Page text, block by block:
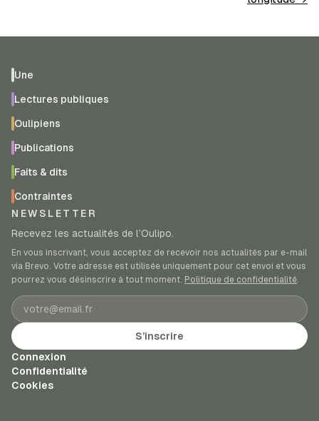
Une
Lectures publiques
Oulipiens
Publications
Faits & dits
Contraintes
NEWSLETTER
Recevez les actualités de l’Oulipo.
En vous inscrivant, vous acceptez de recevoir nos actualités par e-mail
via Brevo. Votre adresse est utilisée uniquement pour cet envoi et vous
pourrez vous désinscrire à tout moment. Politique de confidentialité.
Adresse e-mail
S’inscrire
Connexion
Confidentialité
Cookies